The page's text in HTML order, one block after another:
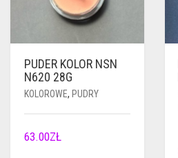
PUDER KOLOR NSN
N620 28G
KOLOROWE, PUDRY
63.00ZŁ